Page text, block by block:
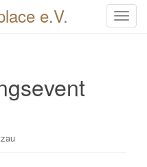
T
e.V.